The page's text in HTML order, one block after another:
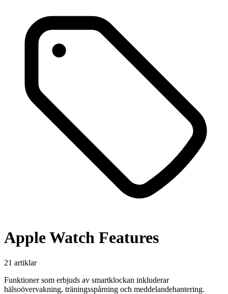
Apple Watch Features
21 artiklar
Funktioner som erbjuds av smartklockan inkluderar
hälsoövervakning, träningsspårning och meddelandehantering.